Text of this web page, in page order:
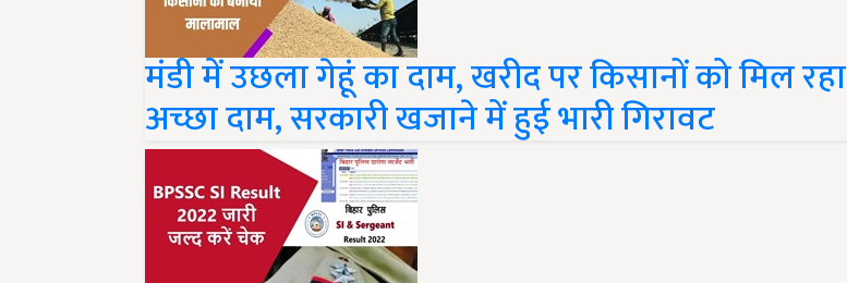
मंडी में उछला गेहूं का दाम, खरीद पर किसानों को मिल रहा
अच्छा दाम, सरकारी खजाने में हुई भारी गिरावट